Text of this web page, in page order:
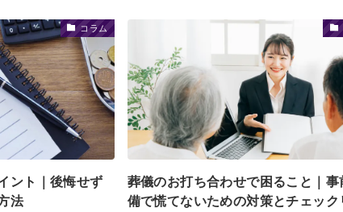
コラム
ント｜後悔せず
法
葬儀のお打ち合わせで困ること｜事
備で慌てないための対策とチェック